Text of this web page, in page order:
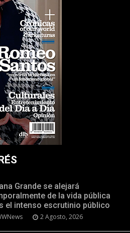
Grande se alejará
de la vida pública
el intenso escrutinio público
2 Agosto, 2026